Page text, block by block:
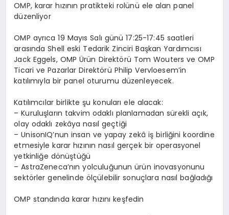
OMP, karar hızının pratikteki rolünü ele alan panel
düzenliyor
OMP ayrıca19 Mayıs Salı günü17:25-17:45 saatleri
arasında Shell eski Tedarik Zinciri Başkan Yardımcısı
Jack Eggels, OMPÜrün Direktörü Tom Woutersve OMP
Ticari ve Pazarlar Direktörü Philip Vervloesem’in
katılımıyla bir panel oturumu düzenleyecek.
Katılımcılar birlikteşu konularıele alacak:
– Kuruluşların takvim odaklı planlamadan sürekli açık,
olay odaklı zekâya nasıl geçtiği
– UnisonIQ’nun insan ve yapay zekâ işbirliğini koordine
etmesiyle karar hızının nasıl gerçek bir operasyonel
yetkinliğe dönüştüğü
– AstraZeneca’nın yolculuğununürün inovasyonunu
sektörler genelinde ölçülebilir sonuçlara nasıl bağladığı
OMP standında karar hızınıkeşfedin